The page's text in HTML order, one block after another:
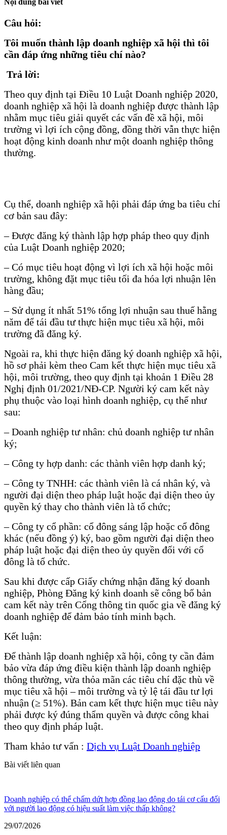
Nội dung bài viết
Câu hỏi:
Tôi muốn thành lập doanh nghiệp xã hội thì tôi
cần đáp ứng những tiêu chí nào?
Trả lời:
Theo quy định tại Điều 10 Luật Doanh nghiệp 2020,
doanh nghiệp xã hội là doanh nghiệp được thành lập
nhằm mục tiêu giải quyết các vấn đề xã hội, môi
trường vì lợi ích cộng đồng, đồng thời vẫn thực hiện
hoạt động kinh doanh như một doanh nghiệp thông
thường.
Cụ thể, doanh nghiệp xã hội phải đáp ứng ba tiêu chí
cơ bản sau đây:
– Được đăng ký thành lập hợp pháp theo quy định
của Luật Doanh nghiệp 2020;
– Có mục tiêu hoạt động vì lợi ích xã hội hoặc môi
trường, không đặt mục tiêu tối đa hóa lợi nhuận lên
hàng đầu;
– Sử dụng ít nhất 51% tổng lợi nhuận sau thuế hằng
năm để tái đầu tư thực hiện mục tiêu xã hội, môi
trường đã đăng ký.
Ngoài ra, khi thực hiện đăng ký doanh nghiệp xã hội,
hồ sơ phải kèm theo Cam kết thực hiện mục tiêu xã
hội, môi trường, theo quy định tại khoản 1 Điều 28
Nghị định 01/2021/NĐ-CP. Người ký cam kết này
phụ thuộc vào loại hình doanh nghiệp, cụ thể như
sau:
– Doanh nghiệp tư nhân: chủ doanh nghiệp tư nhân
ký;
– Công ty hợp danh: các thành viên hợp danh ký;
– Công ty TNHH: các thành viên là cá nhân ký, và
người đại diện theo pháp luật hoặc đại diện theo ủy
quyền ký thay cho thành viên là tổ chức;
– Công ty cổ phần: cổ đông sáng lập hoặc cổ đông
khác (nếu đồng ý) ký, bao gồm người đại diện theo
pháp luật hoặc đại diện theo ủy quyền đối với cổ
đông là tổ chức.
Sau khi được cấp Giấy chứng nhận đăng ký doanh
nghiệp, Phòng Đăng ký kinh doanh sẽ công bố bản
cam kết này trên Cổng thông tin quốc gia về đăng ký
doanh nghiệp để đảm bảo tính minh bạch.
Kết luận:
Để thành lập doanh nghiệp xã hội, công ty cần đảm
bảo vừa đáp ứng điều kiện thành lập doanh nghiệp
thông thường, vừa thỏa mãn các tiêu chí đặc thù về
mục tiêu xã hội – môi trường và tỷ lệ tái đầu tư lợi
nhuận (≥ 51%). Bản cam kết thực hiện mục tiêu này
phải được ký đúng thẩm quyền và được công khai
theo quy định pháp luật.
Tham khảo tư vấn : Dịch vụ Luật Doanh nghiệp
Bài viết liên quan
Doanh nghiệp có thể chấm dứt hợp đồng lao động do tái cơ cấu đối
với người lao động có hiệu suất làm việc thấp không?
29/07/2026